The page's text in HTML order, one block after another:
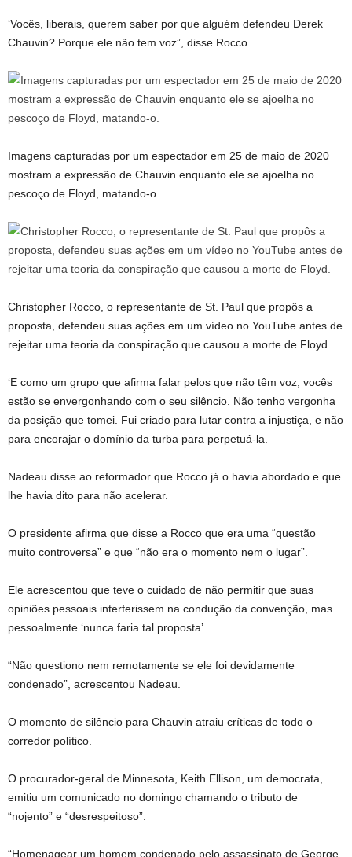
‘Vocês, liberais, querem saber por que alguém defendeu Derek
Chauvin? Porque ele não tem voz”, disse Rocco.
Imagens capturadas por um espectador em 25 de maio de 2020
mostram a expressão de Chauvin enquanto ele se ajoelha no
pescoço de Floyd, matando-o.
Christopher Rocco, o representante de St. Paul que propôs a
proposta, defendeu suas ações em um vídeo no YouTube antes de
rejeitar uma teoria da conspiração que causou a morte de Floyd.
‘E como um grupo que afirma falar pelos que não têm voz, vocês
estão se envergonhando com o seu silêncio. Não tenho vergonha
da posição que tomei. Fui criado para lutar contra a injustiça, e não
para encorajar o domínio da turba para perpetuá-la.
Nadeau disse ao reformador que Rocco já o havia abordado e que
lhe havia dito para não acelerar.
O presidente afirma que disse a Rocco que era uma “questão
muito controversa” e que “não era o momento nem o lugar”.
Ele acrescentou que teve o cuidado de não permitir que suas
opiniões pessoais interferissem na condução da convenção, mas
pessoalmente ‘nunca faria tal proposta’.
“Não questiono nem remotamente se ele foi devidamente
condenado”, acrescentou Nadeau.
O momento de silêncio para Chauvin atraiu críticas de todo o
corredor político.
O procurador-geral de Minnesota, Keith Ellison, um democrata,
emitiu um comunicado no domingo chamando o tributo de
“nojento” e “desrespeitoso”.
“Homenagear um homem condenado pelo assassinato de George